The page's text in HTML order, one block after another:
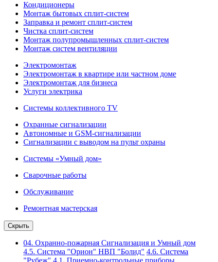
Кондиционеры
Монтаж бытовых сплит-систем
Заправка и ремонт сплит-систем
Чистка сплит-систем
Монтаж полупромышленных сплит-систем
Монтаж систем вентиляции
Электромонтаж
Электромонтаж в квартире или частном доме
Электромонтаж для бизнеса
Услуги электрика
Системы коллективного TV
Охранные сигнализации
Автономные и GSM-сигнализации
Сигнализации с выводом на пульт охраны
Системы «Умный дом»
Сварочные работы
Обслуживание
Ремонтная мастерская
Скрыть
04. Охранно-пожарная Сигнализация и Умный дом
4.5. Система "Орион" НВП "Болид" 4.6. Система
"Рубеж" 4.1. Приемно-контрольные приборы